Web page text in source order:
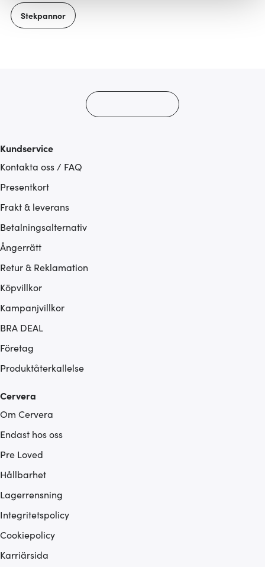
ska anpassas efter det som vi tror att du tycker om. Det
gör också att vi kan analysera vår trafik och göra
Stekpannor
Kundservice
Kontakta oss / FAQ
Presentkort
Frakt & leverans
Betalningsalternativ
Ångerrätt
Retur & Reklamation
Köpvillkor
Kampanjvillkor
BRA DEAL
Företag
Produktåterkallelse
Cervera
Om Cervera
Endast hos oss
Pre Loved
Hållbarhet
Lagerrensning
Integritetspolicy
Cookiepolicy
Karriärsida